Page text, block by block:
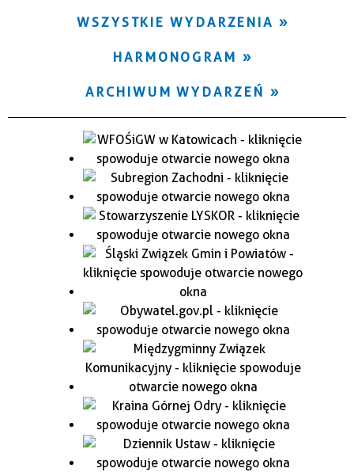
WSZYSTKIE WYDARZENIA
HARMONOGRAM
ARCHIWUM WYDARZEŃ